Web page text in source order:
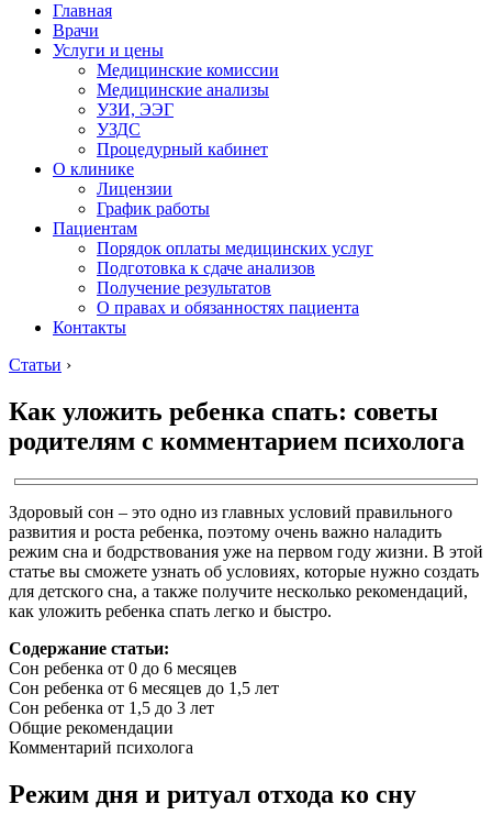
Главная
Врачи
Услуги и цены
Медицинские комиссии
Медицинские анализы
УЗИ, ЭЭГ
УЗДС
Процедурный кабинет
О клинике
Лицензии
График работы
Пациентам
Порядок оплаты медицинских услуг
Подготовка к сдаче анализов
Получение результатов
О правах и обязанностях пациента
Контакты
Статьи ›
Как уложить ребенка спать: советы
родителям с комментарием психолога
Здоровый сон – это одно из главных условий правильного
развития и роста ребенка, поэтому очень важно наладить
режим сна и бодрствования уже на первом году жизни. В этой
статье вы сможете узнать об условиях, которые нужно создать
для детского сна, а также получите несколько рекомендаций,
как уложить ребенка спать легко и быстро.
Содержание статьи:
Сон ребенка от 0 до 6 месяцев
Сон ребенка от 6 месяцев до 1,5 лет
Сон ребенка от 1,5 до 3 лет
Общие рекомендации
Комментарий психолога
Режим дня и ритуал отхода ко сну